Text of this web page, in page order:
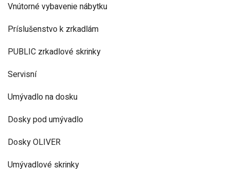
Vnútorné vybavenie nábytku
Príslušenstvo k zrkadlám
PUBLIC zrkadlové skrinky
Servisní
Umývadlo na dosku
Dosky pod umývadlo
Dosky OLIVER
Umývadlové skrinky